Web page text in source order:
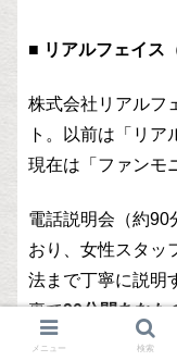
■ リアルフェイス
株式会社リアルフ
ト。以前は「リア
現在は「ファンモ
電話説明会（約90
おり、女性スタッ
法まで丁寧に説
裏で90分間あなた
る時間
でもあり
メニュー 検索